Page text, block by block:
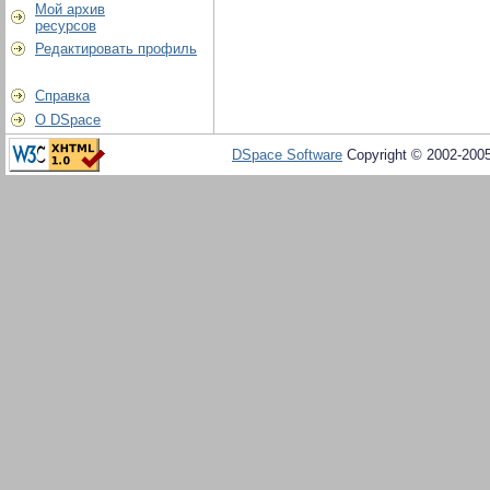
Мой архив
ресурсов
Редактировать профиль
Справка
О DSpace
DSpace Software Copyright © 2002-